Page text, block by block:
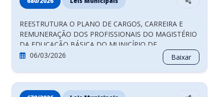
REESTRUTURA O PLANO DE CARGOS, CARREIRA E
REMUNERAÇÃO DOS PROFISSIONAIS DO MAGISTÉRIO
DA EDUCAÇÃO BÁSICA DO MUNICÍPIO DE
CRISTALÂNDIA–TO, EM OBSERVÂNCIA À LEI Nº
11.738/2008, ÀS METAS 18 E 19 DO PLANO NACIONAL
DE EDUCAÇÃO – PNE E DO PLANO MUNICIPAL DE
EDUCAÇÃO – PME, REVOGA A LEI COMPLEMENTAR Nº
557, DE 10 DE SETEMBRO DE 2019, E DÁ OUTRAS
PROVIDÊNCIAS.
06/03/2026
679/2026 Leis Municipais